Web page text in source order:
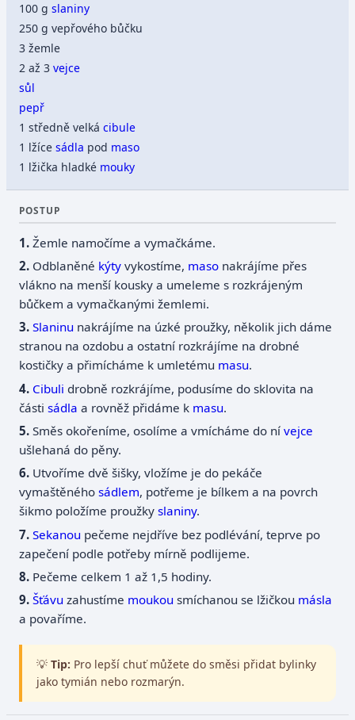
100 gslaniny
250 g vepřového bůčku
3 žemle
2 až 3vejce
sůl
pepř
1 středně velkácibule
1 lžícesádla pod maso
1 lžička hladké mouky
POSTUP
Žemle namočíme a vymačkáme.
Odblaněné kýty vykostíme, maso nakrájíme přes
vlákno na menší kousky a umeleme s rozkrájeným
bůčkem a vymačkanými žemlemi.
Slaninu nakrájíme na úzké proužky, několik jich dáme
stranou na ozdobu a ostatní rozkrájíme na drobné
kostičky a přimícháme k umletému masu.
Cibuli drobně rozkrájíme, podusíme do sklovita na
částisádla a rovněž přidáme k masu.
Směs okořeníme, osolíme a vmícháme do nívejce
ušlehaná do pěny.
Utvoříme dvě šišky, vložíme je do pekáče
vymaštěnéhosádlem, potřeme je bílkem a na povrch
šikmo položíme proužkyslaniny.
Sekanou pečeme nejdříve bez podlévání, teprve po
zapečení podle potřeby mírně podlijeme.
Pečeme celkem 1 až 1,5 hodiny.
Šťávu zahustíme moukou smíchanou se lžičkou másla
a povaříme.
💡 Tip: Pro lepší chuť můžete do směsi přidat bylinky
jako tymián nebo rozmarýn.